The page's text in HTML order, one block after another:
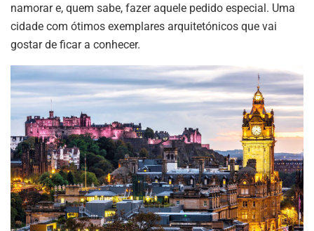
namorar e, quem sabe, fazer aquele pedido especial. Uma
cidade com ótimos exemplares arquitetónicos que vai
gostar de ficar a conhecer.